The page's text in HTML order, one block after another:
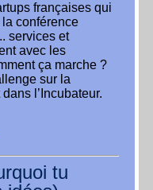
françaises qui
conférence
services et
avec les
ça marche ?
sur la
l’Incubateur.
tu